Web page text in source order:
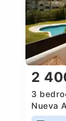
2
3
Nueva